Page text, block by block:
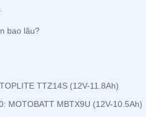
bao lâu?
TTZ14S (12V-11.8Ah)
MOTOBATT MBTX9U (12V-10.5Ah)